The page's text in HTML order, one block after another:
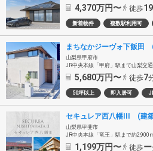
4,370万円〜 徒歩19
新着物件 複数駅利用可
まちなかジーヴォ下飯田
山梨県甲府市
JR中央本線「甲府」駅まで山梨交通バス約11分
5,680万円〜 徒歩7
50坪以上 即入居可
セキュレア西八幡III (建
山梨県甲斐市
JR中央本線「竜王」駅まで約
1,199万円〜 徒歩ー